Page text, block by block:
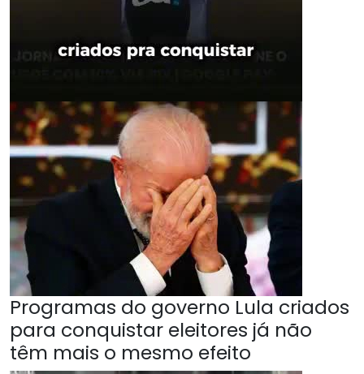
Programas do governo Lula criados
para conquistar eleitores já não
têm mais o mesmo efeito